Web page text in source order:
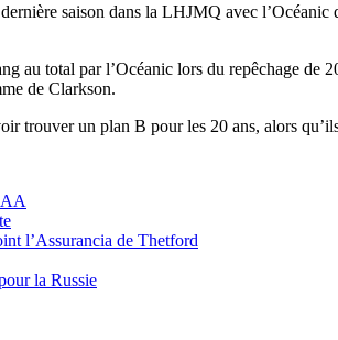
saison dans la LHJMQ avec
au total par l’Océanic lors du repêchage
de Clarkson.
trouver un plan B pour les 20 ans, alors
Publication
précédente :
l’Assurancia de Thetford
:
la Russie